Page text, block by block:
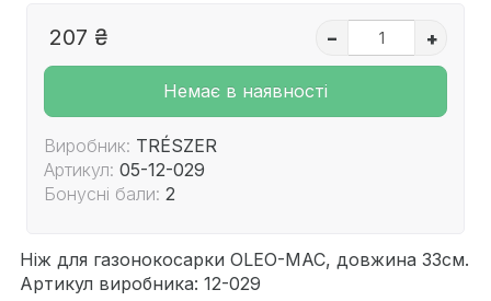
207 ₴ – +
Немає в наявності
Виробник: TRÉSZER
Артикул: 05-12-029
Бонусні бали: 2
Ніж для газонокосарки OLEO-MAC, довжина 33см.
Артикул виробника: 12-029